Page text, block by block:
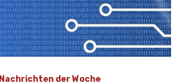
Nachrichten der Woche